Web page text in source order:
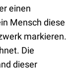
einen
Mensch diese
markieren.
Die
dieser